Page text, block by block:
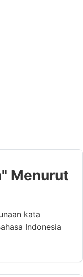
Menurut
kata
Indonesia